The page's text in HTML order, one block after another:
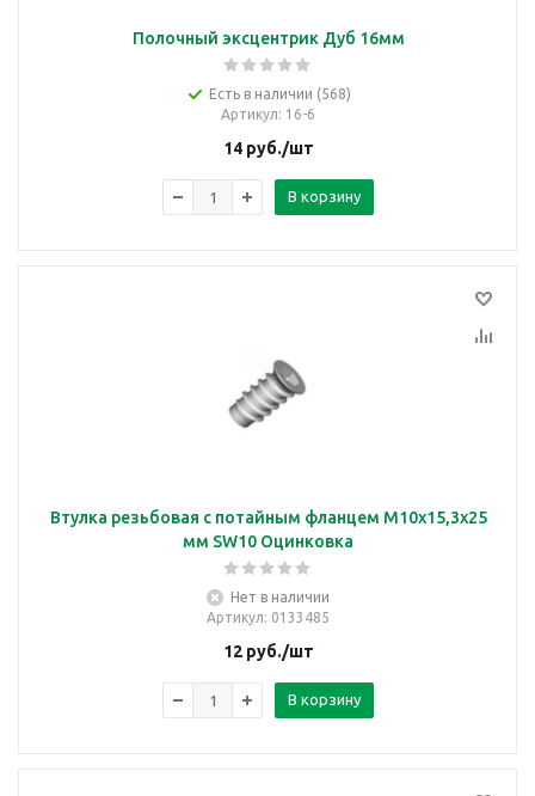
Полочный эксцентрик Дуб 16мм
Есть в наличии (568)
Артикул: 16-6
14руб./шт
В корзину
Втулка резьбовая с потайным фланцем M10x15,3x25
мм SW10 Оцинковка
Нет в наличии
Артикул: 0133485
12руб./шт
В корзину